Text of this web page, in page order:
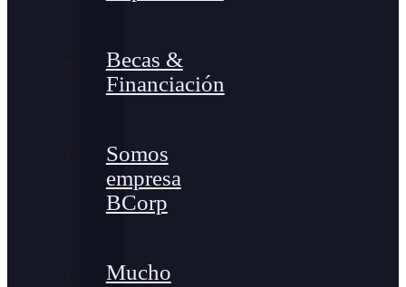
Becas &
Financiación
Somos
empresa
BCorp
Mucho